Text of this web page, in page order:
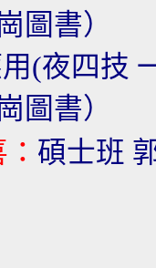
圖書）
(夜四技
圖書）
碩士班